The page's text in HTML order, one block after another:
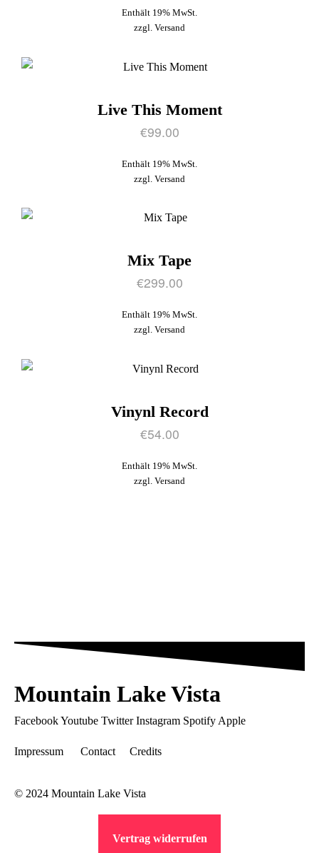
Enthält 19% MwSt.
zzgl. Versand
Live This Moment
€99.00
Enthält 19% MwSt.
zzgl. Versand
Mix Tape
€299.00
Enthält 19% MwSt.
zzgl. Versand
Vinynl Record
€54.00
Enthält 19% MwSt.
zzgl. Versand
Mountain Lake Vista
FacebookYoutube Twitter Instagram Spotify Apple
Impressum Contact Credits
© 2024 Mountain Lake Vista
Vertrag widerrufen